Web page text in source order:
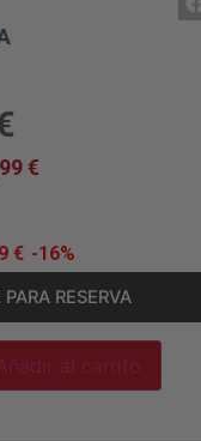
€
€ -16%
RESERVA
al carrito